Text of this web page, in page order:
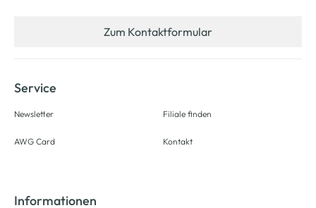
Zum Kontaktformular
Service
Newsletter
AWG Card
Filiale finden
Kontakt
Informationen